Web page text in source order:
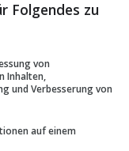
Wasser enthalten und
Mantarochen,
von Vögel, darunter
von Seaworld werden
der Fall ist, was nun
Folgendes zu
von
Inhalten,
und Verbesserung von
auf einem